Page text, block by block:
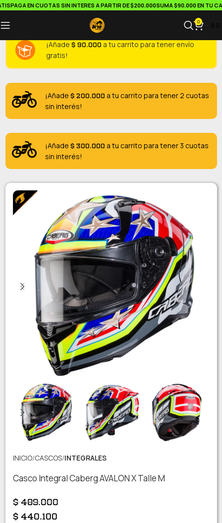
PAGA EN CUOTAS SIN INTERES A PARTIR DE $200.000SUMA $90.000 EN TU
0
¡Añade $90.000 a tu carrito para tener envío
gratis!
¡Añade $200.000 a tu carrito para tener 2 cuotas
sin interés!
¡Añade $300.000 a tu carrito para tener 3 cuotas
sin interés!
INICIO CASCOS INTEGRALES
Casco Integral Caberg AVALON X Talle M
$489.000
$440.100